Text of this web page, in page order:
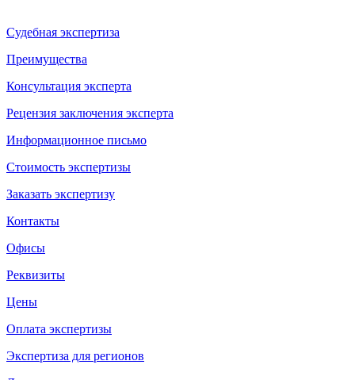
Судебная экспертиза
Преимущества
Консультация эксперта
Рецензия заключения эксперта
Информационное письмо
Стоимость экспертизы
Заказать экспертизу
Контакты
Офисы
Реквизиты
Цены
Оплата экспертизы
Экспертиза для регионов